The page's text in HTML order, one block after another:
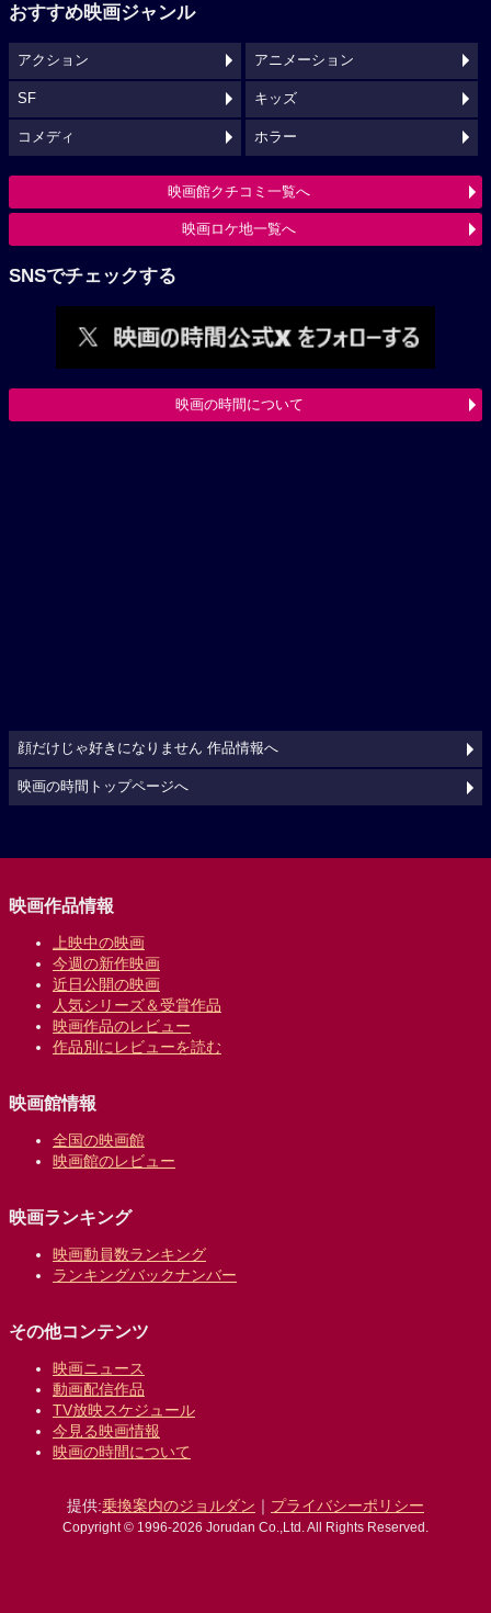
おすすめ映画ジャンル
アクション アニメーション
SF キッズ
コメディ ホラー
映画館クチコミ一覧へ
映画ロケ地一覧へ
SNSでチェックする
映画の時間について
顔だけじゃ好きになりません 作品情報へ
映画の時間トップページへ
映画作品情報
上映中の映画
今週の新作映画
近日公開の映画
人気シリーズ＆受賞作品
映画作品のレビュー
作品別にレビューを読む
映画館情報
全国の映画館
映画館のレビュー
映画ランキング
映画動員数ランキング
ランキングバックナンバー
その他コンテンツ
映画ニュース
動画配信作品
TV放映スケジュール
今見る映画情報
映画の時間について
提供:乗換案内のジョルダン ｜ プライバシーポリシー
Copyright © 1996-2026 Jorudan Co.,Ltd. All Rights Reserved.